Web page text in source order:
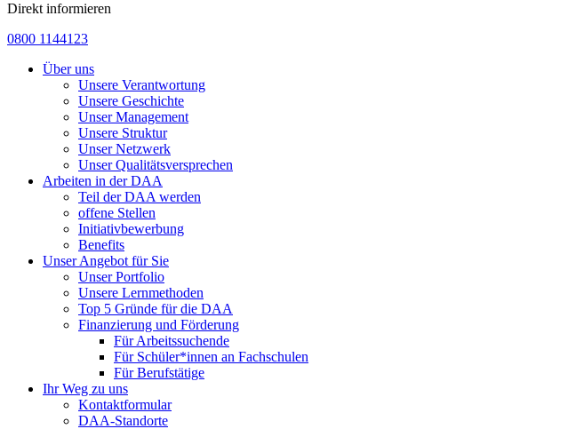
Direkt informieren
0800 1144123
Über uns
Unsere Verantwortung
Unsere Geschichte
Unser Management
Unsere Struktur
Unser Netzwerk
Unser Qualitätsversprechen
Arbeiten in der DAA
Teil der DAA werden
offene Stellen
Initiativbewerbung
Benefits
Unser Angebot für Sie
Unser Portfolio
Unsere Lernmethoden
Top 5 Gründe für die DAA
Finanzierung und Förderung
Für Arbeitssuchende
Für Schüler*innen an Fachschulen
Für Berufstätige
Ihr Weg zu uns
Kontaktformular
DAA-Standorte